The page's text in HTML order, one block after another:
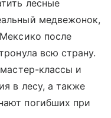
лесные
медвежонок,
после
всю страну.
классы и
в лесу, а также
погибших при